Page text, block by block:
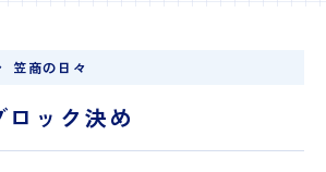
笠商の日々
ック決め